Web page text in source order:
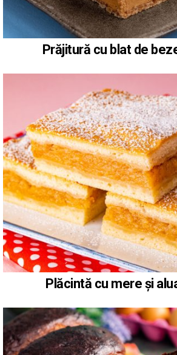
Prăjitură cu blat de
Plăcintă cu mere și